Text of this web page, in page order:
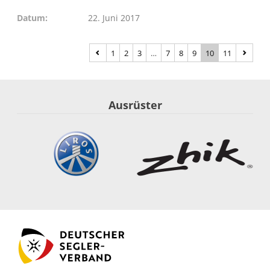
Datum 22. Juni 2017
1 2 3 … 7 8 9 10 11
Ausrüster